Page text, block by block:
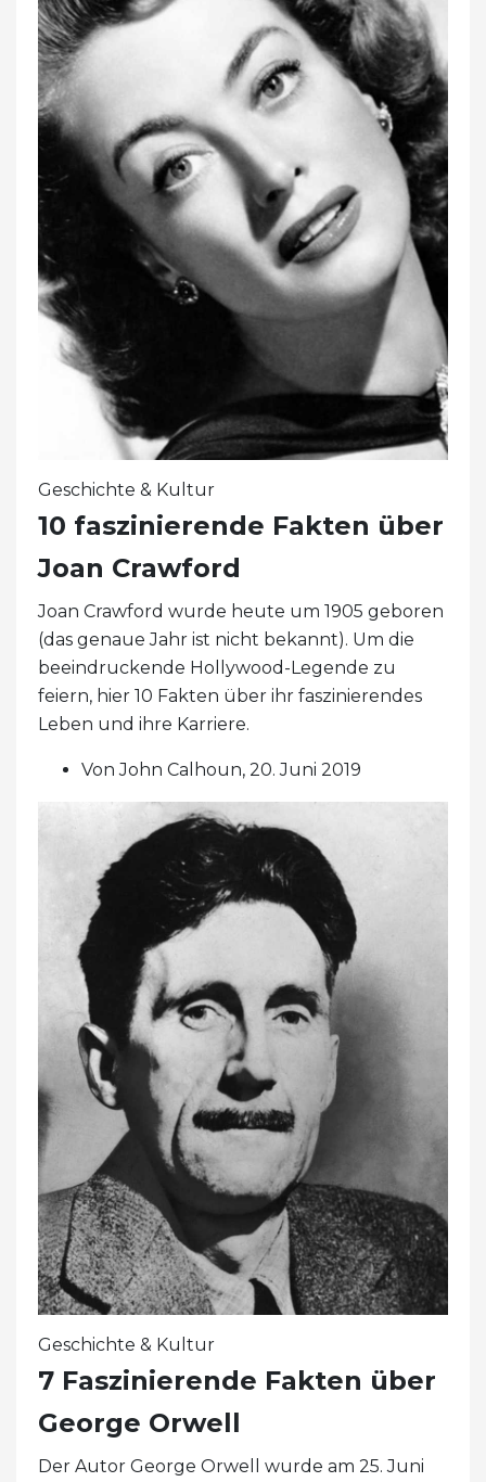
Geschichte & Kultur
10 faszinierende Fakten über
Joan Crawford
Joan Crawford wurde heute um 1905 geboren
(das genaue Jahr ist nicht bekannt). Um die
beeindruckende Hollywood-Legende zu
feiern, hier 10 Fakten über ihr faszinierendes
Leben und ihre Karriere.
Von John Calhoun, 20. Juni 2019
Geschichte & Kultur
7 Faszinierende Fakten über
George Orwell
Der Autor George Orwell wurde am 25. Juni